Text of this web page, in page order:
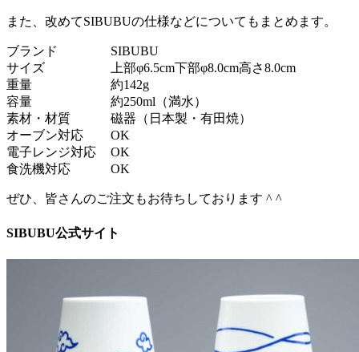
また、改めてSIBUBUの仕様などについてもまとめます。
ブランド
SIBUBU
サイズ
上部φ6.5cm下部φ8.0cm高さ8.0cm
重量
約142g
容量
約250ml（満水）
素材・材質
磁器（日本製・有田焼）
オーブン対応
OK
電子レンジ対応
OK
食洗機対応
OK
ぜひ、皆さんのご注文もお待ちしております ^ ^
SIBUBU公式サイト